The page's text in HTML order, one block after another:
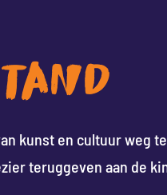
kunst en cultuur weg
teruggeven aan de